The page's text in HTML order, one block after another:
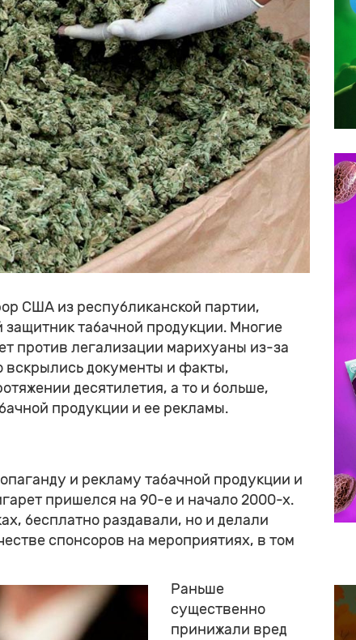
США из республиканской партии,
защитник табачной продукции. Многие
против легализации марихуаны из-за
вскрылись документы и факты,
десятилетия, а то и больше,
продукции и ее рекламы.
и рекламу табачной продукции и
пришелся на 90-е и начало 2000-х.
бесплатно раздавали, но и делали
спонсоров на мероприятиях, в том
Раньше
существенно
принижали вред